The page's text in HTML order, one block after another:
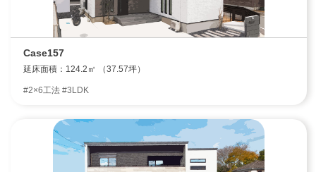
Case157
延床面積：124.2㎡ （37.57坪）
#2×6工法 #3LDK